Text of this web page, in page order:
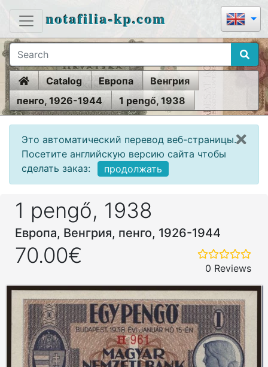
notafilia-kp.com
HomeCatalog Европа
Венгрия
пенго, 1926-1944
1 pengő, 1938
Это автоматический перевод веб-страницы.
Посетите английскую версию сайта чтобы
сделать заказ:
продолжать
1 pengő, 1938
Европа, Венгрия, пенго, 1926-1944
70.00€
0 Reviews